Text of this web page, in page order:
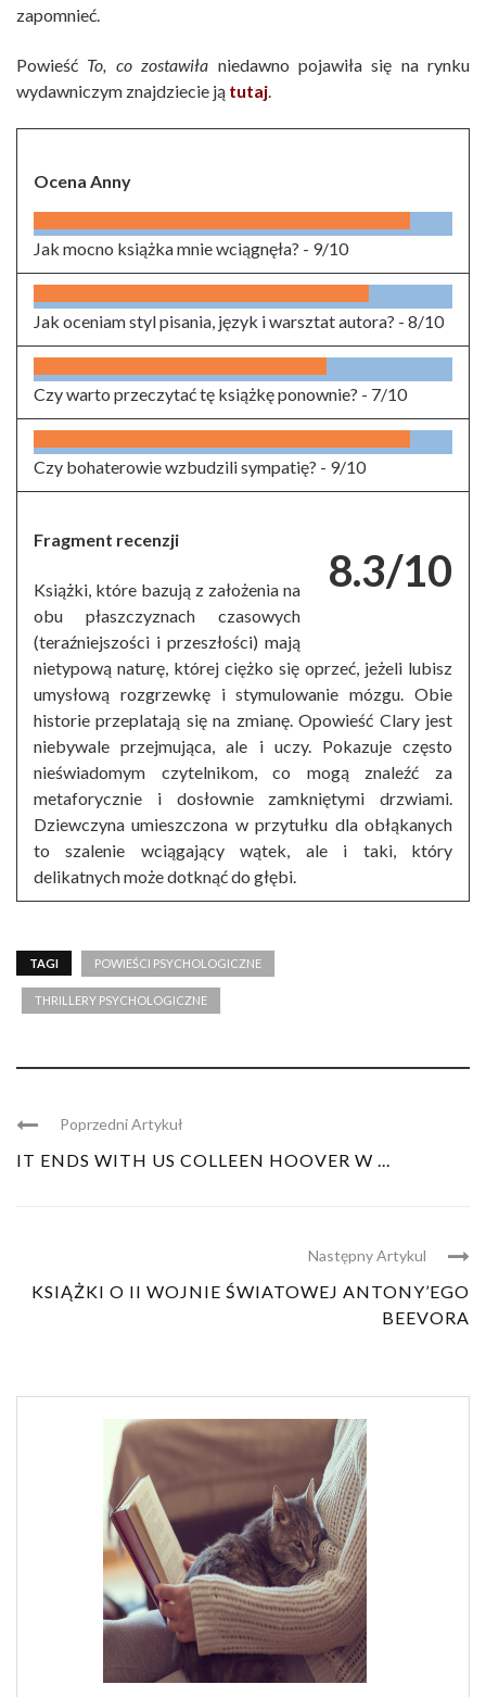
zapomnieć.
Powieść To, co zostawiła niedawno pojawiła się na rynku
wydawniczym znajdziecie ją tutaj.
Ocena Anny
Jak mocno książka mnie wciągnęła? - 9/10
Jak oceniam styl pisania, język i warsztat autora? - 8/10
Czy warto przeczytać tę książkę ponownie? - 7/10
Czy bohaterowie wzbudzili sympatię? - 9/10
8.3/10
Fragment recenzji
Książki, które bazują z założenia na
obu płaszczyznach czasowych
(teraźniejszości i przeszłości) mają
nietypową naturę, której ciężko się oprzeć, jeżeli lubisz
umysłową rozgrzewkę i stymulowanie mózgu. Obie
historie przeplatają się na zmianę. Opowieść Clary jest
niebywale przejmująca, ale i uczy. Pokazuje często
nieświadomym czytelnikom, co mogą znaleźć za
metaforycznie i dosłownie zamkniętymi drzwiami.
Dziewczyna umieszczona w przytułku dla obłąkanych
to szalenie wciągający wątek, ale i taki, który
delikatnych może dotknąć do głębi.
TAGI POWIEŚCI PSYCHOLOGICZNE
THRILLERY PSYCHOLOGICZNE
Poprzedni Artykuł
IT ENDS WITH US COLLEEN HOOVER W ...
Następny Artykul
KSIĄŻKI O II WOJNIE ŚWIATOWEJ ANTONY’EGO
BEEVORA